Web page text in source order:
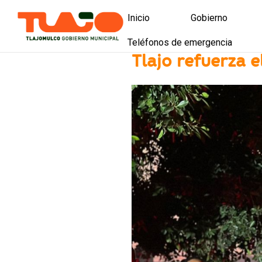
Inicio
Gobierno
Presidencia
Licitaciones y
Licitaciones de
Presupuesto
Tlajomulco es
Política de
Mejora
Teléfonos de emergencia
Tlajo refuerza